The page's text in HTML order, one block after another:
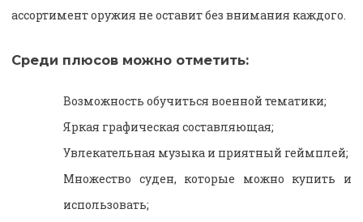
ассортимент оружия не оставит без внимания каждого.
Среди плюсов можно отметить:
Возможность обучиться военной тематики;
Яркая графическая составляющая;
Увлекательная музыка и приятный геймплей;
Множество суден, которые можно купить и
использовать;